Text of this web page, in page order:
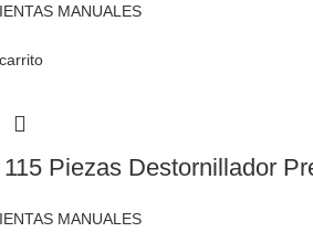
MANUALES
Piezas Destornillador
MANUALES